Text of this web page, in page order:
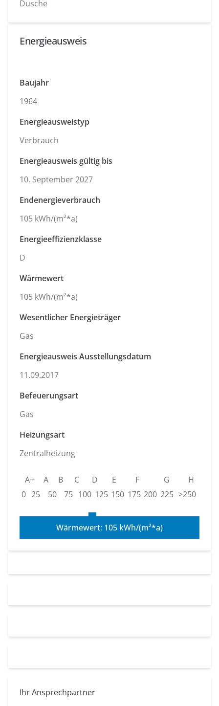
Dusche
Energieausweis
Baujahr
1964
Energieausweistyp
Verbrauch
Energieausweis gültig bis
10. September 2027
Endenergieverbrauch
105 kWh/(m²*a)
Energieeffizienzklasse
D
Wärmewert
105 kWh/(m²*a)
Wesentlicher Energieträger
Gas
Energieausweis Ausstellungsdatum
11.09.2017
Befeuerungsart
Gas
Heizungsart
Zentralheizung
A+ A B C D E F G
H
0 25 50 75 100 125 150 175 200 225 >250
Wärmewert: 105 kWh/(m²*a)
Ihr Ansprechpartner